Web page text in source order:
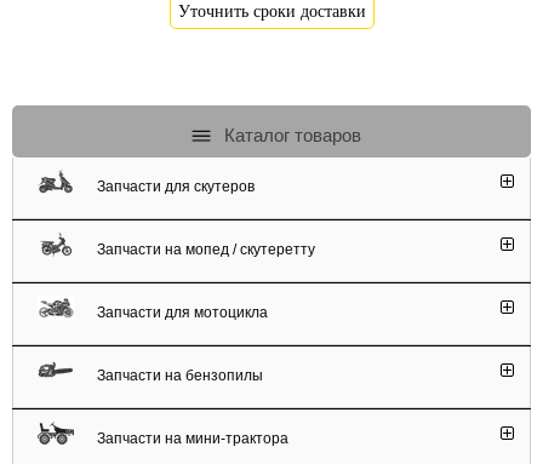
Уточнить сроки доставки
Каталог товаров
Запчасти для скутеров
Запчасти на мопед / скутеретту
Запчасти для мотоцикла
Запчасти на бензопилы
Запчасти на мини-трактора